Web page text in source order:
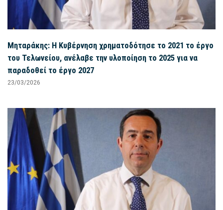
Μηταράκης: Η Κυβέρνηση χρηματοδότησε το 2021 το έργο
του Τελωνείου, ανέλαβε την υλοποίηση το 2025 για να
παραδοθεί το έργο 2027
23/03/2026